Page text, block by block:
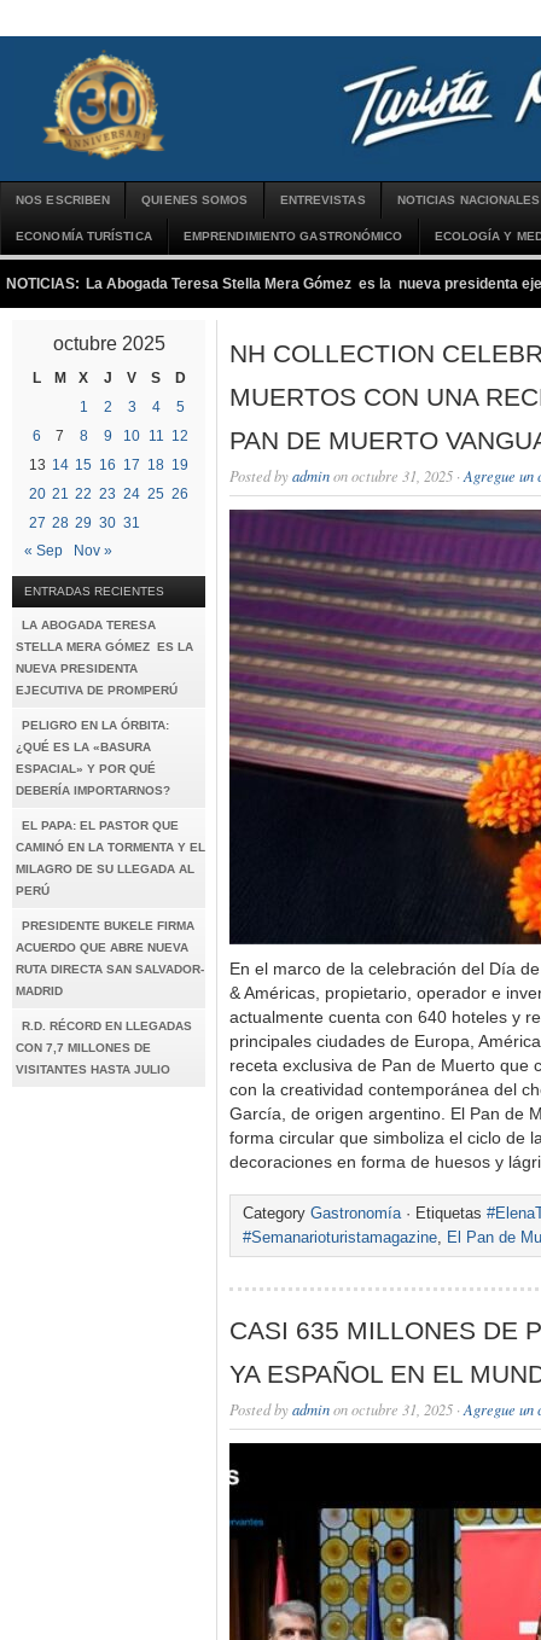
NOS ESCRIBEN QUIENES SOMOS ENTREVISTAS NOTICIAS NACIONALES
ECONOMÍA TURÍSTICA EMPRENDIMIENTO GASTRONÓMICO ECOLOGÍA Y
NOTICIAS: La Abogada Teresa Stella Mera Gómez es la nueva presidenta
octubre 2025
L M X J V S
D
1
2 3 4
5
6
7 8 9 10 11 12
13 14 15 16 17 18 19
20 21 22 23 24 25 26
27 28 29 30 31
« Sep
Nov »
ENTRADAS RECIENTES
LA ABOGADA TERESA
STELLA MERA GÓMEZ ES LA
NUEVA PRESIDENTA
EJECUTIVA DE PROMPERÚ
PELIGRO EN LA ÓRBITA:
¿QUÉ ES LA «BASURA
ESPACIAL» Y POR QUÉ
DEBERÍA IMPORTARNOS?
EL PAPA: EL PASTOR QUE
CAMINÓ EN LA TORMENTA Y EL
MILAGRO DE SU LLEGADA AL
PERÚ
PRESIDENTE BUKELE FIRMA
ACUERDO QUE ABRE NUEVA
RUTA DIRECTA SAN SALVADOR-
MADRID
R.D. RÉCORD EN LLEGADAS
CON 7,7 MILLONES DE
VISITANTES HASTA JULIO
NH COLLECTION
MUERTOS CON UNA
PAN DE MUERTO
Posted byadminon octubre 31, 2025 · Agregue un
En el marco de la celebración del Día
& Américas, propietario, operador e
actualmente cuenta con 640 hoteles y
principales ciudades de Europa,
receta exclusiva de Pan de Muerto que
con la creatividad contemporánea del
García, de origen argentino. El Pan de
forma circular que simboliza el ciclo de
decoraciones en forma de huesos y
Category Gastronomía· Etiquetas
#Semanarioturistamagazine, El Pan de
CASI 635 MILLONES DE
YA ESPAÑOL EN EL
Posted byadminon octubre 31, 2025 · Agregue un